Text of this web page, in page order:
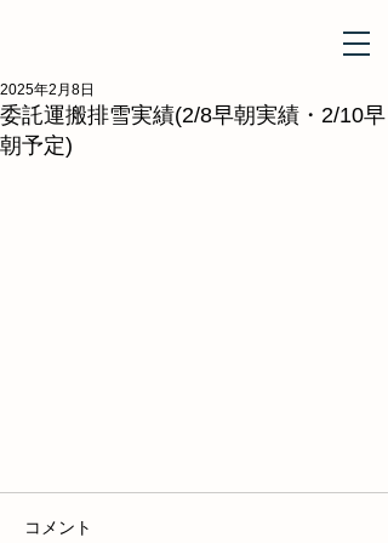
委託運搬排雪実績(2/8早朝実績・2/10早
朝予定)
2025年2月8日
コメント